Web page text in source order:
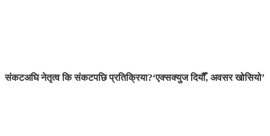
संकटअघि नेतृत्व कि संकटपछि प्रतिक्रिया?‘एक्सक्युज दियौँ, अवसर खोसियो’